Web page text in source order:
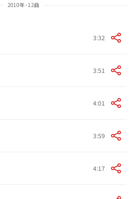
2010年 - 12曲
3:32
3:51
4:01
3:59
4:17